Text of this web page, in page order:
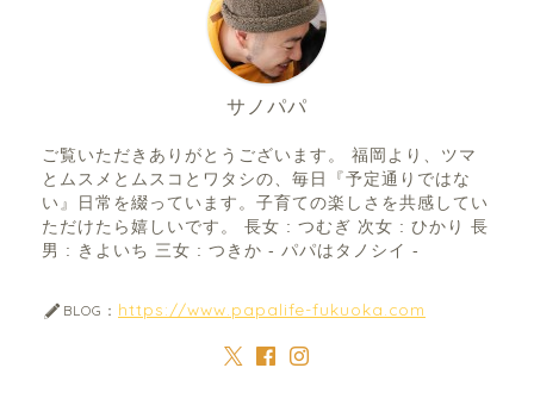
サノパパ
ご覧いただきありがとうございます。 福岡より、ツマ
とムスメとムスコとワタシの、毎日『予定通りではな
い』日常を綴っています。子育ての楽しさを共感してい
ただけたら嬉しいです。 長女 : つむぎ 次女 : ひかり 長
男 : きよいち 三女 : つきか - パパはタノシイ -
BLOG： https://www.papalife-fukuoka.com